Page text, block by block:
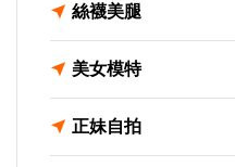
絲襪美腿
美女模特
正妹自拍